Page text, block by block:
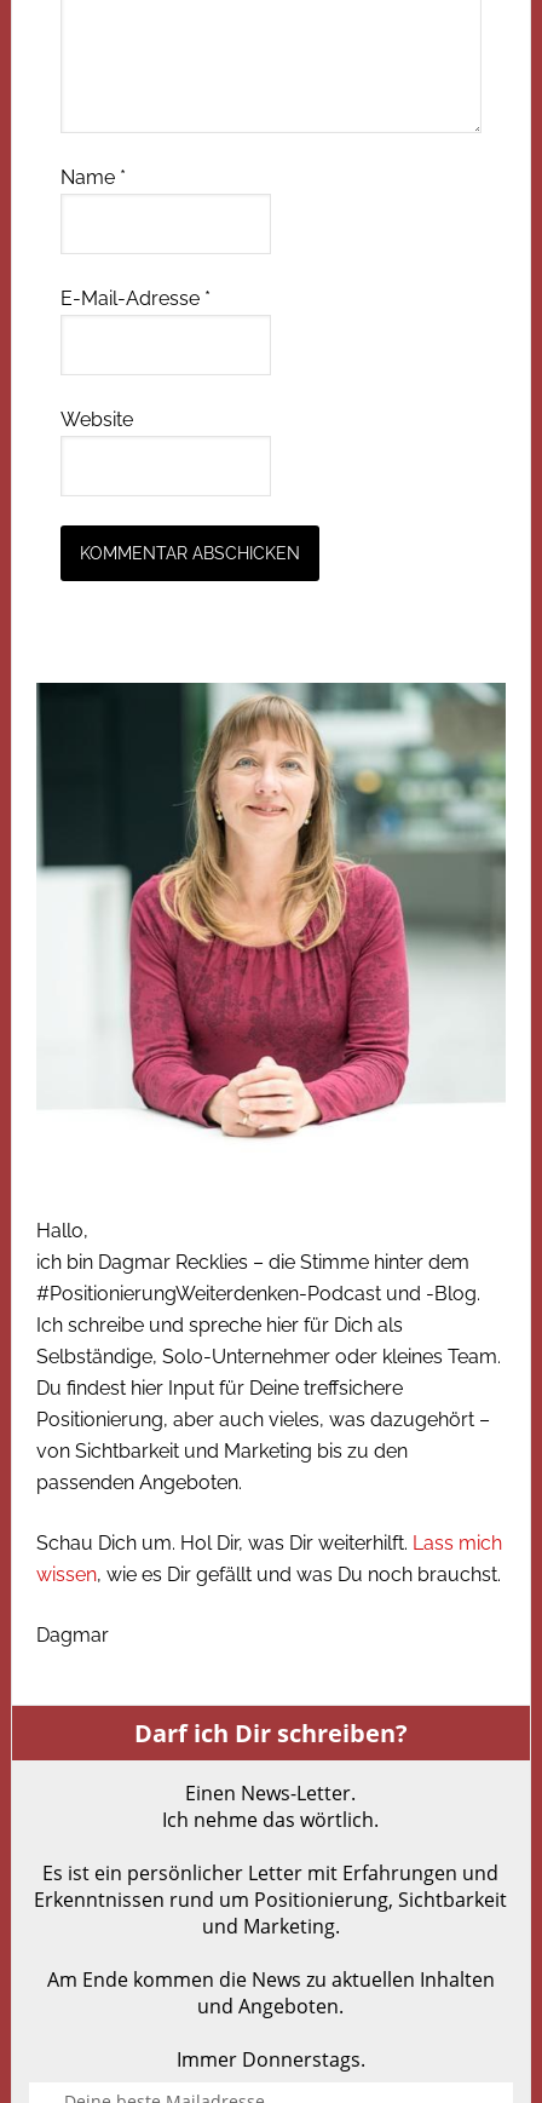
Name *
E-Mail-Adresse *
Website
Hallo,
ich bin Dagmar Recklies – die Stimme hinter dem
#PositionierungWeiterdenken-Podcast und -Blog.
Ich schreibe und spreche hier für Dich als
Selbständige, Solo-Unternehmer oder kleines Team.
Du findest hier Input für Deine treffsichere
Positionierung, aber auch vieles, was dazugehört –
von Sichtbarkeit und Marketing bis zu den
passenden Angeboten.
Schau Dich um. Hol Dir, was Dir weiterhilft. Lass mich
wissen, wie es Dir gefällt und was Du noch brauchst.
Dagmar
Darf ich Dir schreiben?
Einen News-Letter.
Ich nehme das wörtlich.
Es ist ein persönlicher Letter mit Erfahrungen und
Erkenntnissen rund um Positionierung, Sichtbarkeit
und Marketing.
Am Ende kommen die News zu aktuellen Inhalten
und Angeboten.
Immer Donnerstags.